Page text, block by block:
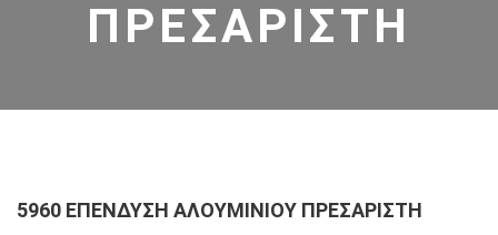
ΠΡΕΣΑΡΙΣΤΗ
5960 ΕΠΕΝΔΥΣΗ ΑΛΟΥΜΙΝΙΟΥ ΠΡΕΣΑΡΙΣΤΗ